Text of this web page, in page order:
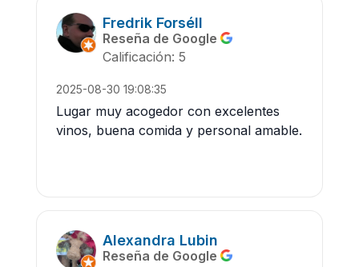
Fredrik Forséll
Reseña de Google
Calificación: 5
2025-08-30 19:08:35
Lugar muy acogedor con excelentes
vinos, buena comida y personal amable.
Alexandra Lubin
Reseña de Google